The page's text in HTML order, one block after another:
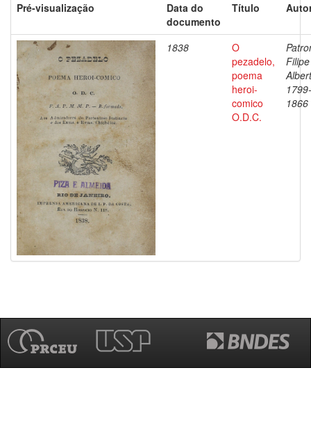
Pré-visualização
Data do
documento
Título
1838
O
pezadelo,
poema
heroi-
comico
O.D.C.
Filipe
1799-
1866